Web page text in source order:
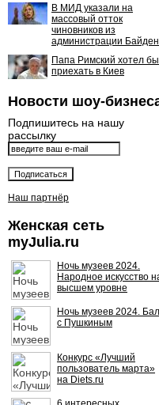
В МИД указали на
массовый отток
чиновников из
администрации
Папа Римский хотел бы
приехать в Киев
Новости шоу-
Подпишитесь на нашу
рассылку
Наш партнёр
Женская сеть
myJulia.ru
Ночь музеев 2024.
Народное искусство
высшем уровне
Ночь музеев 2024. Бал
с Пушкиным
Конкурс «Лучший
пользователь марта»
на Diets.ru